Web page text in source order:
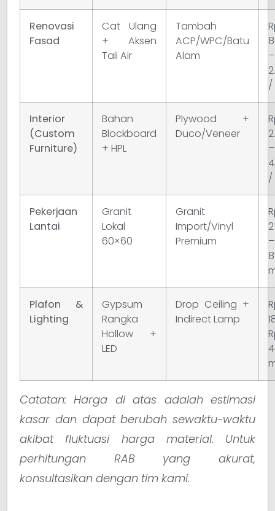
Renovasi
Fasad
Cat Ulang
+ Aksen
Tali Air
Tambah
ACP/WPC/Batu
Alam
/
Interior
(Custom
Furniture)
Bahan
Blockboard
+ HPL
Plywood +
Duco/Veneer
/
Pekerjaan
Lantai
Granit
Lokal
60×60
Granit
Import/Vinyl
Premium
Plafon &
Lighting
Gypsum
Rangka
Hollow +
LED
Drop Ceiling +
Indirect Lamp
Catatan: Harga di atas adalah estimasi
kasar dan dapat berubah sewaktu-waktu
akibat fluktuasi harga material. Untuk
perhitungan RAB yang akurat,
konsultasikan dengan tim kami.